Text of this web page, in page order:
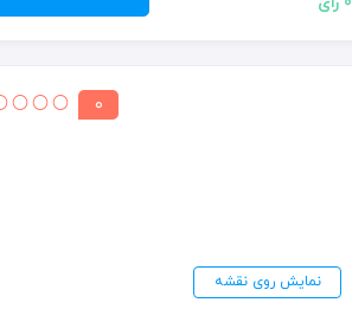
0
نمایش روی نقشه